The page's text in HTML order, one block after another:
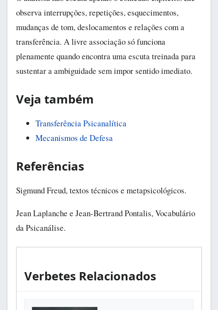
observa interrupções, repetições, esquecimentos,
mudanças de tom, deslocamentos e relações com a
transferência. A livre associação só funciona
plenamente quando encontra uma escuta treinada para
sustentar a ambiguidade sem impor sentido imediato.
Veja também
Transferência Psicanalítica
Mecanismos de Defesa
Referências
Sigmund Freud, textos técnicos e metapsicológicos.
Jean Laplanche e Jean-Bertrand Pontalis, Vocabulário
da Psicanálise.
Verbetes Relacionados